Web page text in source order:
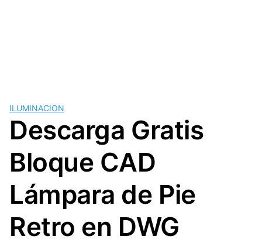
ILUMINACION
Descarga Gratis
Bloque CAD
Lámpara de Pie
Retro en DWG